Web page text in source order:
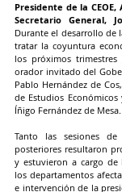
Presidente de la
Secretario General,
Durante el desarrollo de
tratar la coyuntura
los próximos trimestres
orador invitado del
Pablo Hernández de
de Estudios Económicos
Íñigo Fernández de Mesa.
Tanto las sesiones
posteriores resultaron
y estuvieron a cargo de
los departamentos
e intervención de la